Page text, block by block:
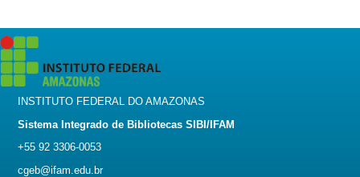
INSTITUTO FEDERAL DO AMAZONAS
Sistema Integrado de Bibliotecas SIBI/IFAM
+55 92 3306-0053
cgeb@ifam.edu.br